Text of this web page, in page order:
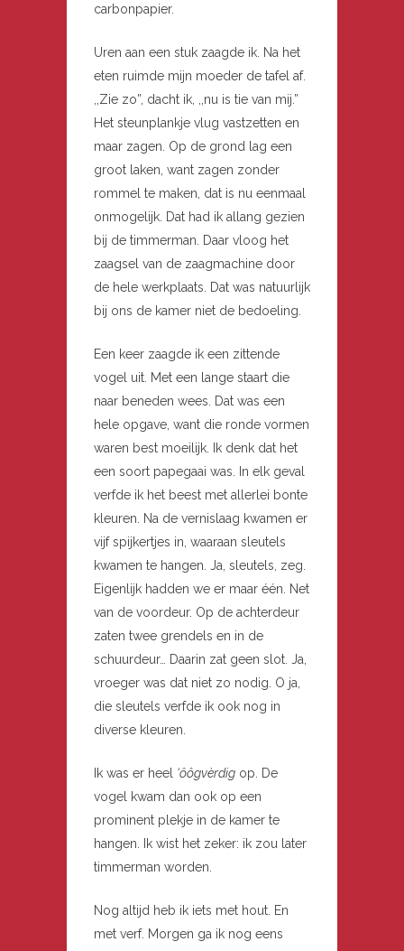
carbonpapier.
Uren aan een stuk zaagde ik. Na het
eten ruimde mijn moeder de tafel af.
,,Zie zo”, dacht ik, ,,nu is tie van mij.”
Het steunplankje vlug vastzetten en
maar zagen. Op de grond lag een
groot laken, want zagen zonder
rommel te maken, dat is nu eenmaal
onmogelijk. Dat had ik allang gezien
bij de timmerman. Daar vloog het
zaagsel van de zaagmachine door
de hele werkplaats. Dat was natuurlijk
bij ons de kamer niet de bedoeling.
Een keer zaagde ik een zittende
vogel uit. Met een lange staart die
naar beneden wees. Dat was een
hele opgave, want die ronde vormen
waren best moeilijk. Ik denk dat het
een soort papegaai was. In elk geval
verfde ik het beest met allerlei bonte
kleuren. Na de vernislaag kwamen er
vijf spijkertjes in, waaraan sleutels
kwamen te hangen. Ja, sleutels, zeg.
Eigenlijk hadden we er maar één. Net
van de voordeur. Op de achterdeur
zaten twee grendels en in de
schuurdeur… Daarin zat geen slot. Ja,
vroeger was dat niet zo nodig. O ja,
die sleutels verfde ik ook nog in
diverse kleuren.
Ik was er heel ‘ôôgvèrdig op. De
vogel kwam dan ook op een
prominent plekje in de kamer te
hangen. Ik wist het zeker: ik zou later
timmerman worden.
Nog altijd heb ik iets met hout. En
met verf. Morgen ga ik nog eens